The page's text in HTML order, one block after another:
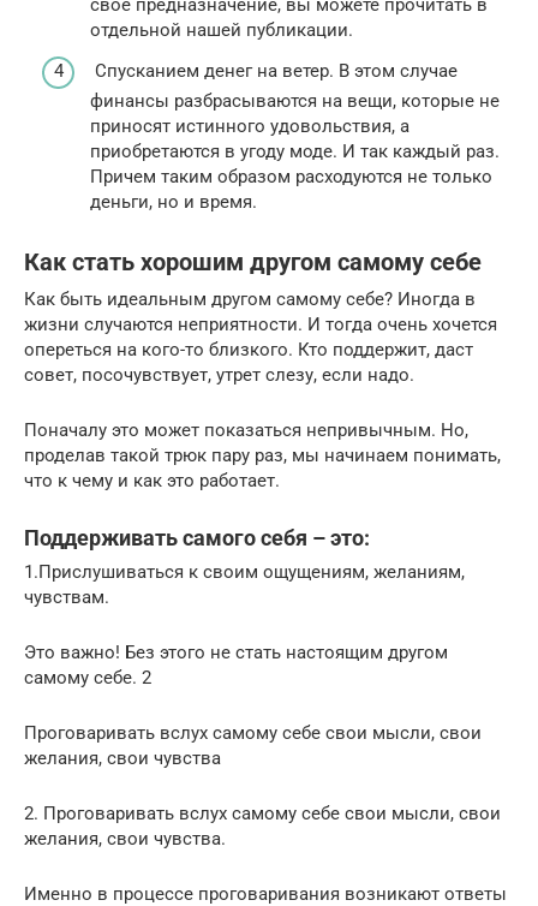
свое предназначение, вы можете прочитать в
отдельной нашей публикации.
Спусканием денег на ветер. В этом случае
финансы разбрасываются на вещи, которые не
приносят истинного удовольствия, а
приобретаются в угоду моде. И так каждый раз.
Причем таким образом расходуются не только
деньги, но и время.
Как стать хорошим другом самому себе
Как быть идеальным другом самому себе? Иногда в
жизни случаются неприятности. И тогда очень хочется
опереться на кого-то близкого. Кто поддержит, даст
совет, посочувствует, утрет слезу, если надо.
Поначалу это может показаться непривычным. Но,
проделав такой трюк пару раз, мы начинаем понимать,
что к чему и как это работает.
Поддерживать самого себя – это:
1.Прислушиваться к своим ощущениям, желаниям,
чувствам.
Это важно! Без этого не стать настоящим другом
самому себе. 2
Проговаривать вслух самому себе свои мысли, свои
желания, свои чувства
2. Проговаривать вслух самому себе свои мысли, свои
желания, свои чувства.
Именно в процессе проговаривания возникают ответы